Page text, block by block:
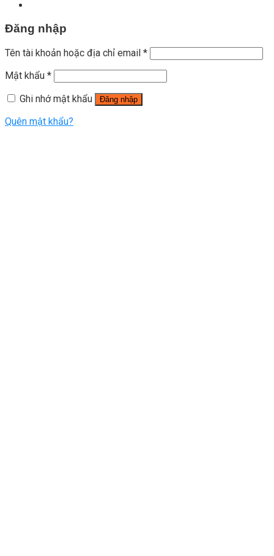
Đăng nhập
Tên tài khoản hoặc địa chỉ email *
Mật khẩu *
Ghi nhớ mật khẩu
Đăng nhập
Quên mật khẩu?